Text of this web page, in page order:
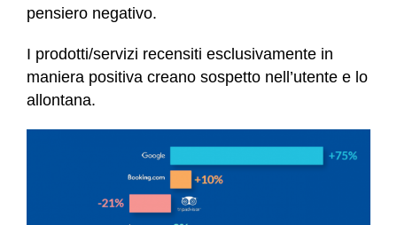
pensiero negativo.
I prodotti/servizi recensiti esclusivamente in
maniera positiva creano sospetto nell’utente e lo
allontana.